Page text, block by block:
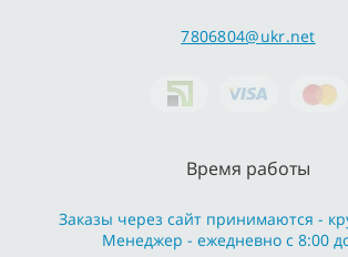
7806804@ukr.net
Время работы
Заказы через сайт принимаются -
Менеджер - ежедневно с 8:00